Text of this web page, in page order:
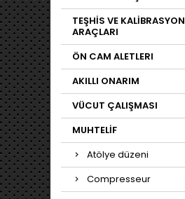
TEŞHİS VE KALİBRASYON
ARAÇLARI
ÖN CAM ALETLERI
AKILLI ONARIM
VÜCUT ÇALIŞMASI
MUHTELİF
Atölye düzeni
Compresseur